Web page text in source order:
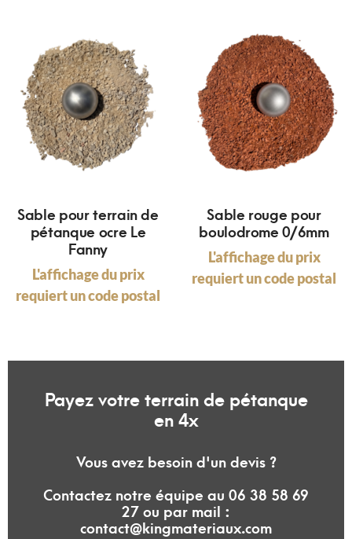
Sable pour terrain de
pétanque ocre Le
Fanny
L'affichage du prix
requiert un code postal
Sable rouge pour
boulodrome 0/6mm
L'affichage du prix
requiert un code postal
Payez votre terrain de pétanque
en 4x
Vous avez besoin d'un devis ?
Contactez notre équipe au 06 38 58 69
27 ou par mail :
contact@kingmateriaux.com